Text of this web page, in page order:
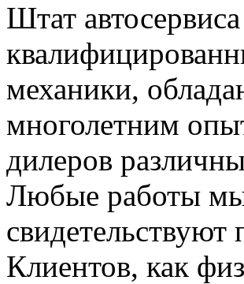
Штат
механики,
многолетним
дилеров
Любые работы мы
Клиентов, как